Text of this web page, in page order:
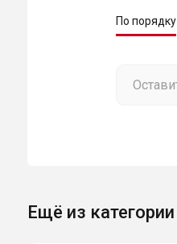
По порядку
Ещё из категории